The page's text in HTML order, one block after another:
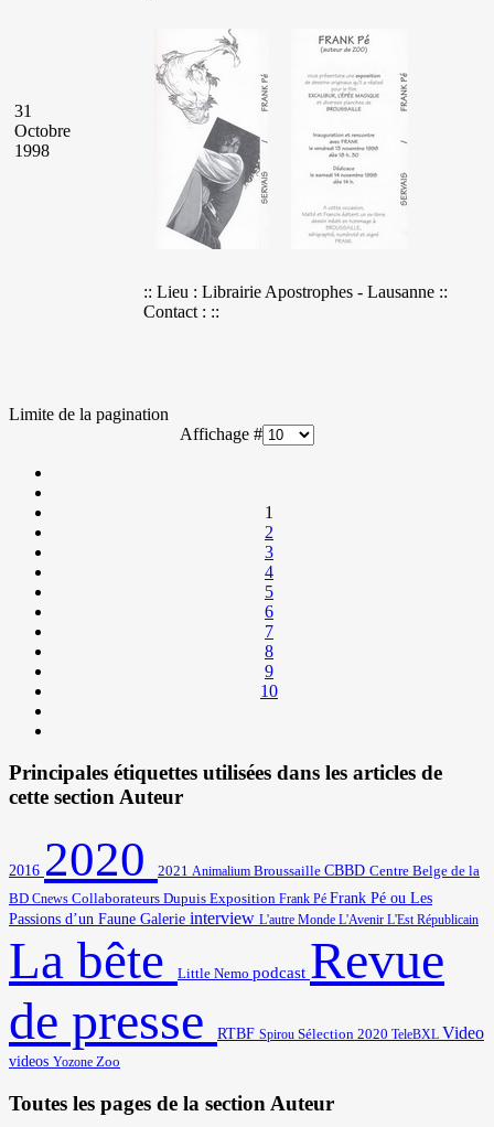
31
Octobre
1998
:: Lieu : Librairie Apostrophes - Lausanne ::
Contact : ::
Limite de la pagination
Affichage #
1
2
3
4
5
6
7
8
9
10
Principales étiquettes utilisées dans les articles de
cette section Auteur
2016 2020 2021 Animalium Broussaille CBBD Centre Belge de la
BD Cnews Collaborateurs Dupuis Exposition Frank Pé Frank Pé ou Les
Passions d’un Faune Galerie interview L'autre Monde L'Avenir L'Est Républicain
La bête Little Nemo podcast Revue
de presse
RTBF Spirou Sélection 2020 TeleBXL Video
videos Yozone Zoo
Toutes les pages de la section Auteur